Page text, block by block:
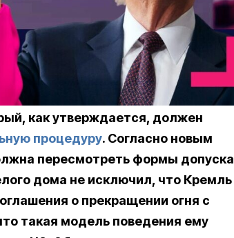
как утверждается, должен
процедуру. Согласно новым
пересмотреть формы допуска
дома не исключил, что Кремль
о прекращении огня с
такая модель поведения ему